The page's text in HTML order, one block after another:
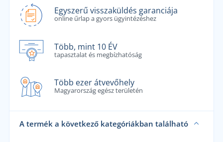
Egyszerű visszaküldés garanciája
online űrlap a gyors ügyintézéshez
Több, mint 10 ÉV
tapasztalat és megbízhatóság
Több ezer átvevőhely
Magyarország egész területén
A termék a következő kategóriákban található